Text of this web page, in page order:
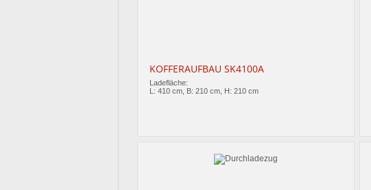
KOFFERAUFBAU SK4100A
Ladefläche:
L: 410 cm, B: 210 cm, H: 210 cm